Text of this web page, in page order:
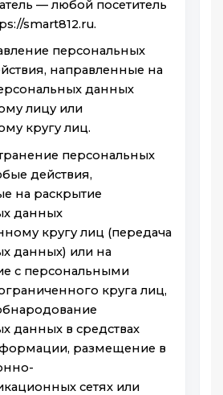
— любой посетитель
smart812.ru.
персональных
направленные на
данных
лицу или
кругу лиц.
персональных
действия,
на раскрытие
данных
кругу лиц (передача
данных) или на
с персональными
круга лиц,
данных в средствах
размещение в
сетях или